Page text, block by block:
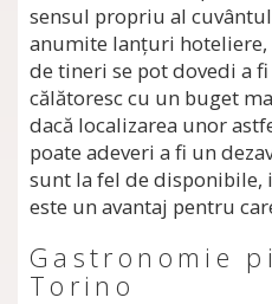
sensul propriu al
anumite lanţuri
de tineri se pot dovedi a
călătoresc cu un buget
dacă localizarea unor
poate adeveri a fi un
sunt la fel de disponibile,
este un avantaj pentru
Gastronomie
Torino